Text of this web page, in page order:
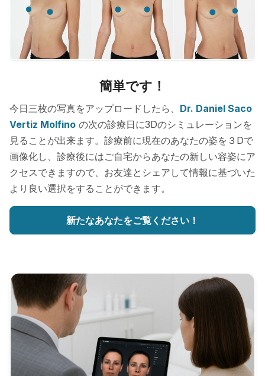
簡単です！
今日三枚の写真をアップロードしたら、 Dr. Daniel Saco
Vertiz Molfino の次の診療日に3Dのシミュレーションを
見ることが出来ます。診療前に現在のあなたの姿を３Dで
画像化し、診療後にはご自宅からあなたの新しい容姿にア
クセスできますので、お友達とシェアして情報に基づいた
より良い選択をすることができます。
新たなあなたをご覧ください！